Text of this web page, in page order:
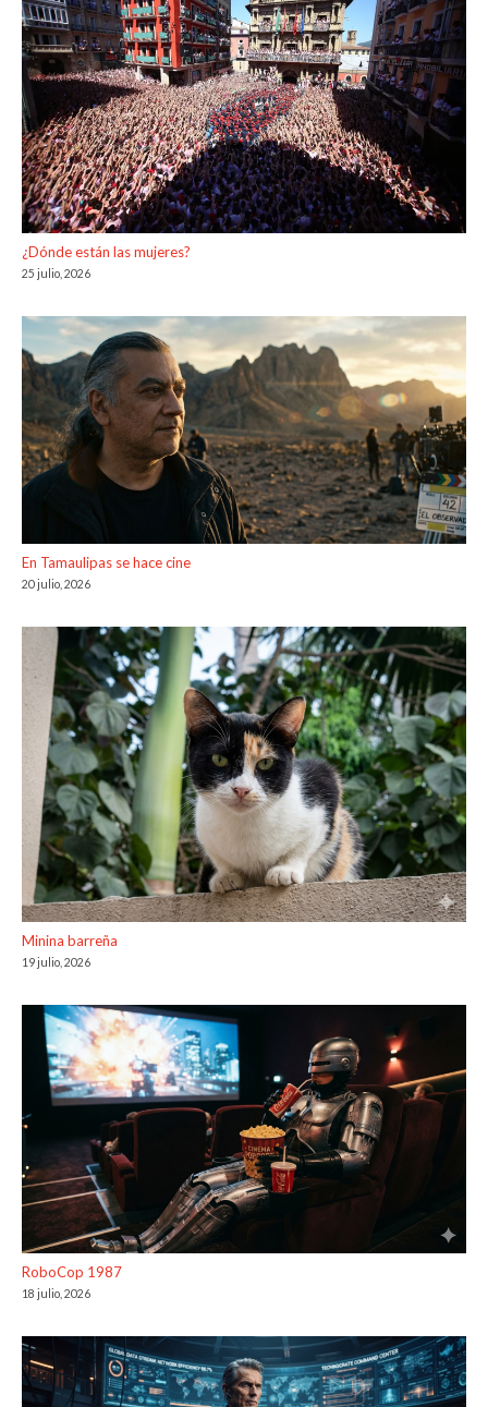
¿Dónde están las mujeres?
25 julio, 2026
En Tamaulipas se hace cine
20 julio, 2026
Minina barreña
19 julio, 2026
RoboCop 1987
18 julio, 2026